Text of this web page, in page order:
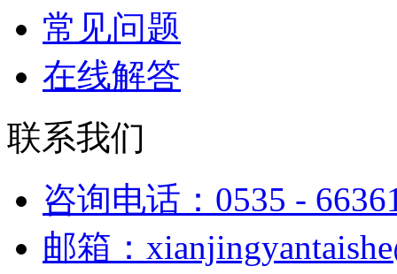
常见问题
在线解答
联系我们
咨询电话：0535 -
邮箱：